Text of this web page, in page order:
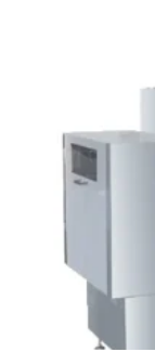
大判ワークへの
弊社では、この
行います。